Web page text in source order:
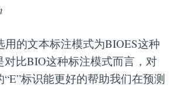
用的文本标注模式为BIOES这种
对比BIO这种标注模式而言，对
标识能更好的帮助我们在预测